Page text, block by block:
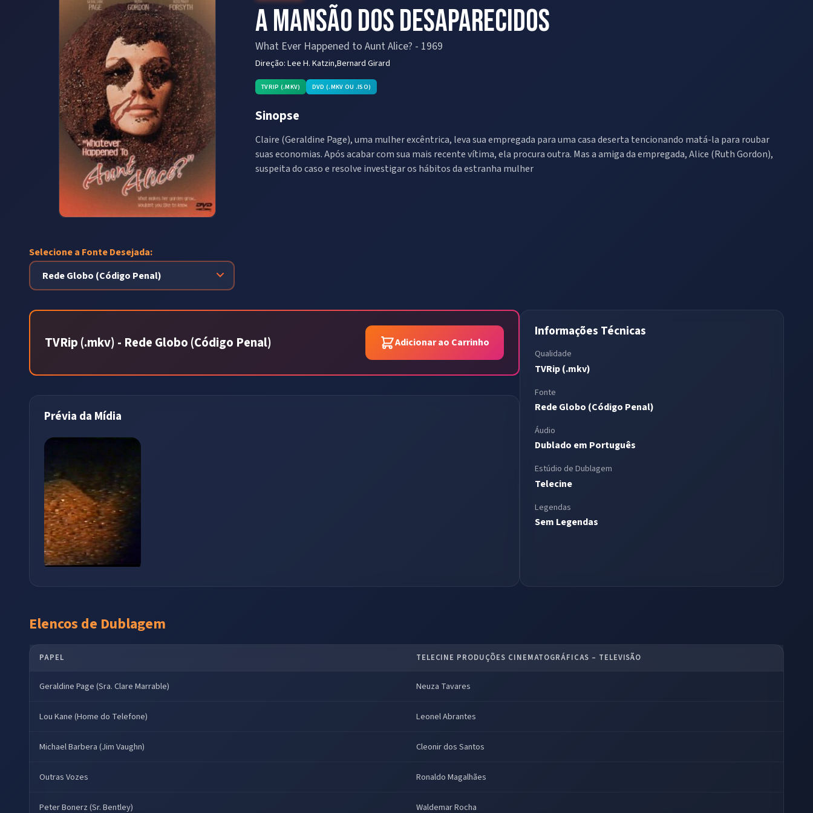
A Mansão dos Desaparecidos
What Ever Happened to Aunt Alice? - 1969
Direção:Lee H. Katzin,Bernard Girard
TVRIP (.MKV) DVD (.MKV OU .ISO)
Sinopse
Claire (Geraldine Page), uma mulher excêntrica, leva sua empregada para uma casa deserta tencionando matá-la para roubar
suas economias. Após acabar com sua mais recente vítima, ela procura outra. Mas a amiga da empregada, Alice (Ruth Gordon),
suspeita do caso e resolve investigar os hábitos da estranha mulher
Selecione a Fonte Desejada:
TVRip (.mkv) - Rede Globo (Código Penal) Adicionar ao Carrinho
Prévia da Mídia
Informações Técnicas
Qualidade
TVRip (.mkv)
Fonte
Rede Globo (Código Penal)
Áudio
Dublado em Português
Estúdio de Dublagem
Telecine
Legendas
Sem Legendas
Elencos de Dublagem
PAPEL TELECINE PRODUÇÕES CINEMATOGRÁFICAS – TELEVISÃO
Geraldine Page (Sra. Clare Marrable) Neuza Tavares
Lou Kane (Home do Telefone) Leonel Abrantes
Michael Barbera (Jim Vaughn) Cleonir dos Santos
Outras Vozes Ronaldo Magalhães
Peter Bonerz (Sr. Bentley) Waldemar Rocha